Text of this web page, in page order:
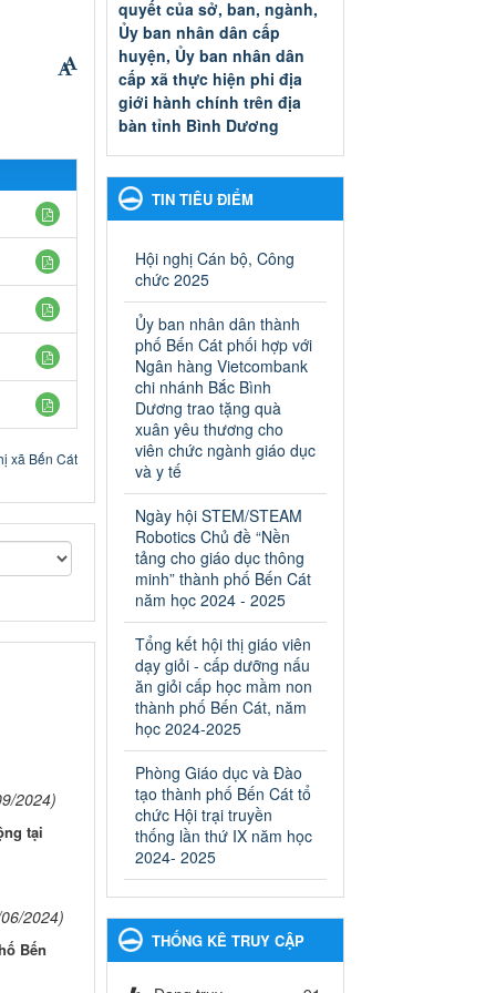
xã Bến Cát
2024)
tại
2024)
Bến
quyết của sở, ban, ngành,
Ủy ban nhân dân cấp
huyện, Ủy ban nhân dân
cấp xã thực hiện phi địa
giới hành chính trên địa
bàn tỉnh Bình Dương
thẩm quyền giải quyết của sở,
ban, ngành, Ủy ban nhân dân
cấp xã thực hiện phi địa giới
hành chính trên địa bàn tỉnh
Ngày ban hành: 13/03/2025
Kế hoạch Phổ biến, giáo
dục pháp luật năm 2025 của
ngành Giáo dục và Đào tạo
thành phố Bến Cát
Kế hoạch Phổ biến, giáo dục
pháp luật năm 2025 của
ngành Giáo dục và Đào tạo
thành phố Bến Cát
Ngày ban hành: 28/02/2025
Quyết định công bố thủ tục
hành chính bị bãi bỏ trong
lĩnh vực giáo dục đào tạo
thuộc hệ giáo dục quốc
dân và cơ sở giáo dục khác
thuộc thẩm quyền giải
quyết của Sở Giáo dục và
Đào tạo, Ủy ban nhân dân
cấp huyện
Quyết định công bố thủ tục
hành chính bị bãi bỏ trong lĩnh
vực giáo dục đào tạo thuộc hệ
giáo dục quốc dân và cơ sở
giáo dục khác thuộc thẩm
quyền giải quyết của Sở Giáo
dục và Đào tạo, Ủy ban nhân
dân cấp huyện
TIN TIÊU ĐIỂM
Hội nghị Cán bộ, Công
chức 2025
Ủy ban nhân dân thành
phố Bến Cát phối hợp với
Ngân hàng Vietcombank
chi nhánh Bắc Bình
Dương trao tặng quà
xuân yêu thương cho
viên chức ngành giáo dục
và y tế
Ngày hội STEM/STEAM
Robotics Chủ đề “Nền
tảng cho giáo dục thông
minh” thành phố Bến Cát
năm học 2024 - 2025
Tổng kết hội thị giáo viên
dạy giỏi - cấp dưỡng nấu
ăn giỏi cấp học mầm non
thành phố Bến Cát, năm
học 2024-2025
Phòng Giáo dục và Đào
tạo thành phố Bến Cát tổ
chức Hội trại truyền
thống lần thứ IX năm học
2024- 2025
THỐNG KÊ TRUY CẬP